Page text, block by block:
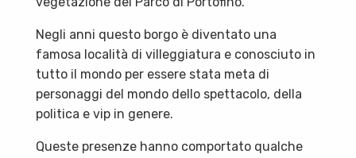
Negli anni questo borgo è diventato una
famosa località di villeggiatura e conosciuto in
tutto il mondo per essere stata meta di
personaggi del mondo dello spettacolo, della
politica e vip in genere.
Queste presenze hanno comportato qualche